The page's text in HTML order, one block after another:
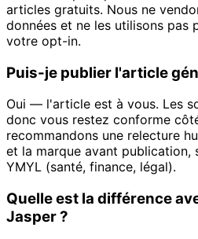
articles gratuits. Nous ne
données et ne les utilisons pas
votre opt-in.
Puis-je publier l'article
Oui — l'article est à vous. Les
donc vous restez conforme
recommandons une relecture
et la marque avant publication,
YMYL (santé, finance, légal).
Quelle est la différence
Jasper ?